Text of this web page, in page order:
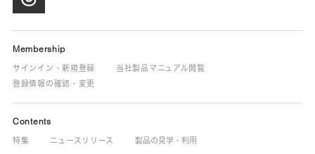
Membership
サインイン・新規登録
当社製品マニュアル閲覧
登録情報の確認・変更
Contents
特集 ニュースリリース 製品の見学・利用